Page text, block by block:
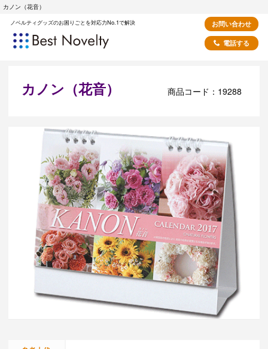
カノン（花音）
ノベルティグッズのお困りごとを対応力No.1で解決
お問い合わせ
電話する
カノン（花音） 商品コード：19288